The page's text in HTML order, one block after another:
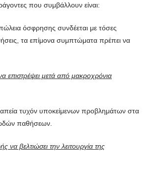
που συμβάλλουν είναι:
όσφρησης συνδέεται με τόσες
τα επίμονα συμπτώματα πρέπει να
επιστρέψει μετά από μακροχρόνια
τυχόν υποκείμενων προβλημάτων στα
παθήσεων.
να βελτιώσει την λειτουργία της